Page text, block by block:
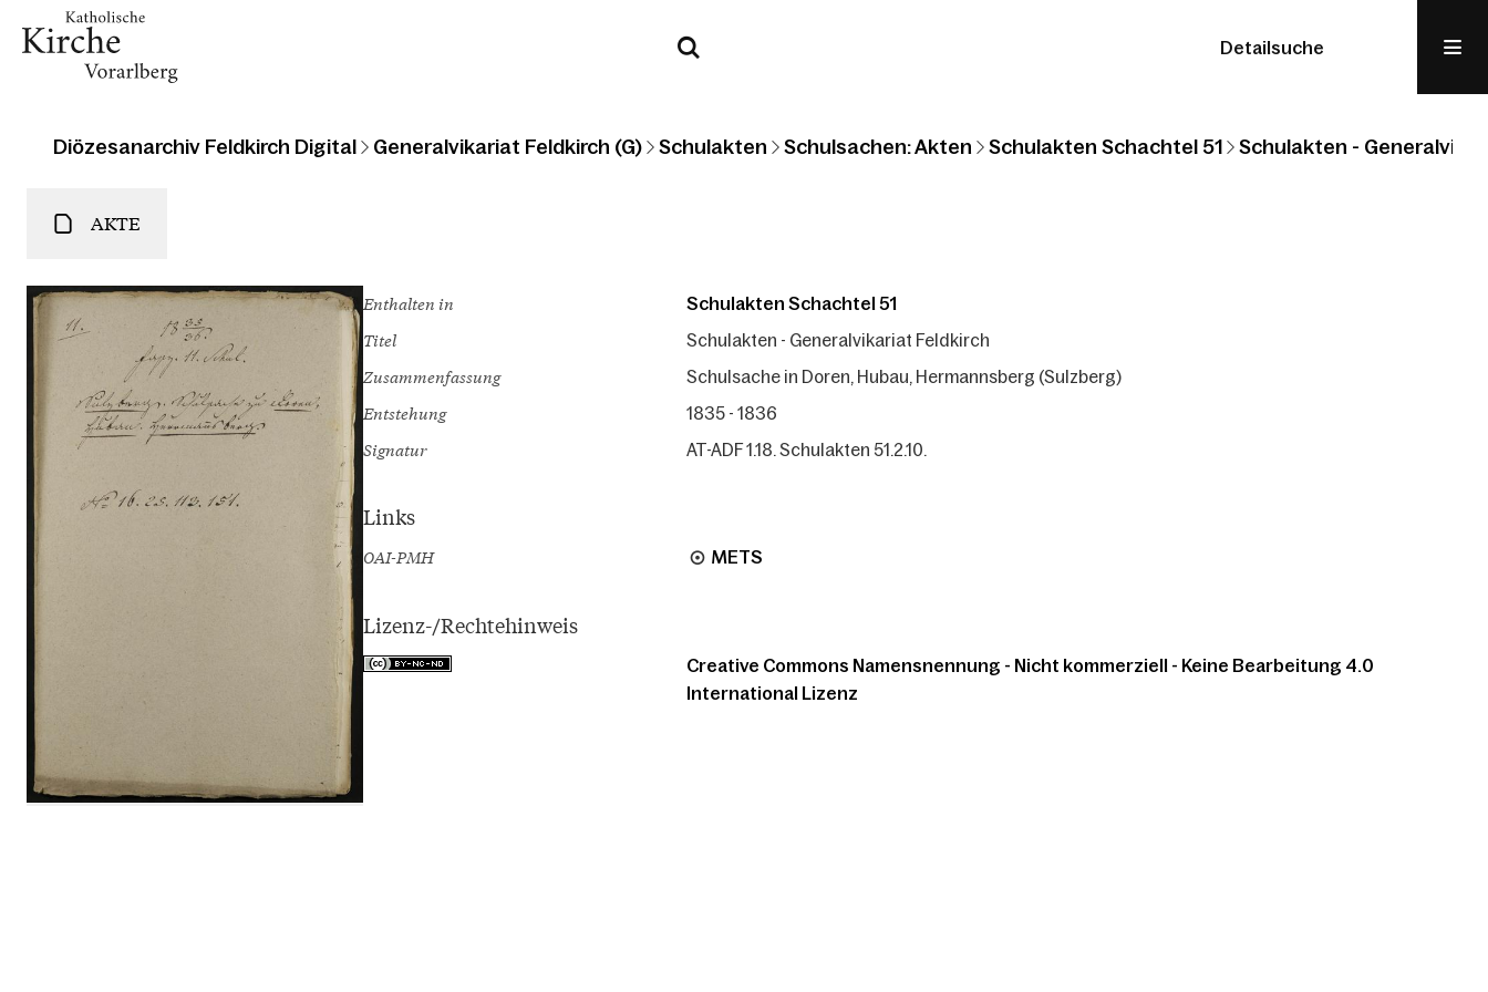
Detailsuche
Diözesanarchiv Feldkirch Digital Generalvikariat Feldkirch (G) Schulakten Schulsachen: Akten Schulakten Schachtel 51 Schulakten -
AKTE
Enthalten in Schulakten Schachtel 51
Titel Schulakten - Generalvikariat Feldkirch
Zusammenfassung Schulsache in Doren, Hubau, Hermannsberg (Sulzberg)
Entstehung 1835 - 1836
Signatur AT-ADF 1.18. Schulakten 51.2.10.
Links
OAI-PMH METS
Lizenz-/Rechtehinweis
Creative Commons Namensnennung - Nicht kommerziell - Keine Bearbeitung 4.0
International Lizenz